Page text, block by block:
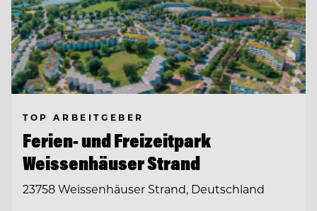
TOP ARBEITGEBER
Ferien- und Freizeitpark
Weissenhäuser Strand
23758 Weissenhäuser Strand, Deutschland